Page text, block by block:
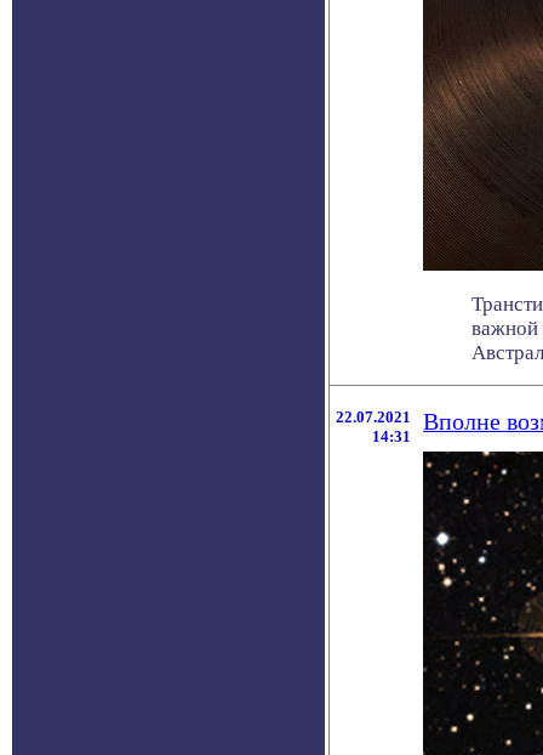
важной
22.07.2021
14:31
Вполне